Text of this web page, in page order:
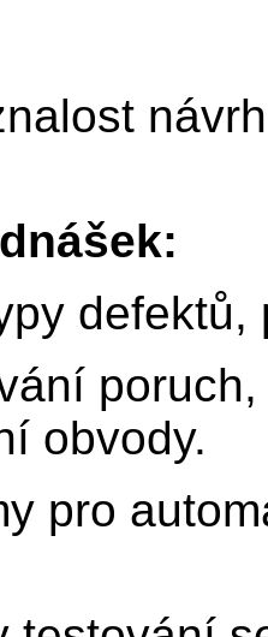
obvody.
pro